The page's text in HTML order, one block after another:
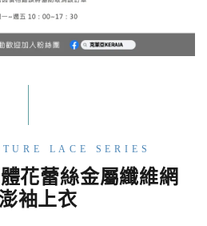
LACE SERIES
花蕾絲金屬纖維網
袖上衣